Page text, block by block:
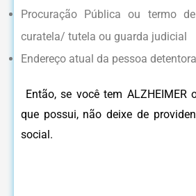
Procuração Pública ou termo
curatela/ tutela ou guarda judicial
Endereço atual da pessoa
Então, se você tem ALZHEIMER
que possui, não deixe de
social.